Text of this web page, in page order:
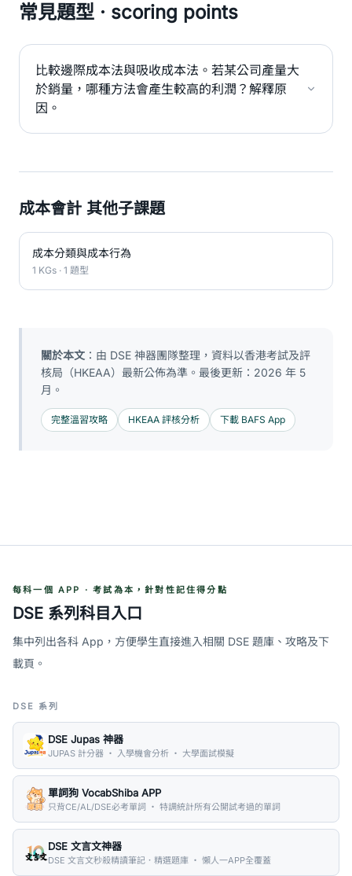
常見題型 · scoring points
比較邊際成本法與吸收成本法。若某公司產量大
於銷量，哪種方法會產生較高的利潤？解釋原
因。
成本會計 其他子課題
成本分類與成本行為
1 KGs · 1 題型
關於本文 ：由 DSE 神器團隊整理，資料以香港考試及評
核局（HKEAA）最新公佈為準。最後更新：2026 年 5
月。
完整溫習攻略 HKEAA 評核分析 下載 BAFS App
每科一個 APP · 考試為本，針對性記住得分點
DSE 系列科目入口
集中列出各科 App，方便學生直接進入相關 DSE 題庫、攻略及下
載頁。
DSE 系列
DSE Jupas 神器
JUPAS 計分器 ・ 入學機會分析 ・ 大學面試模擬
單詞狗 VocabShiba APP
只背CE/AL/DSE必考單詞 ・ 特調統計所有公開試考過的單詞
DSE 文言文神器
DSE 文言文秒殺精讀筆記．精選題庫 ・ 懶人一APP全覆蓋